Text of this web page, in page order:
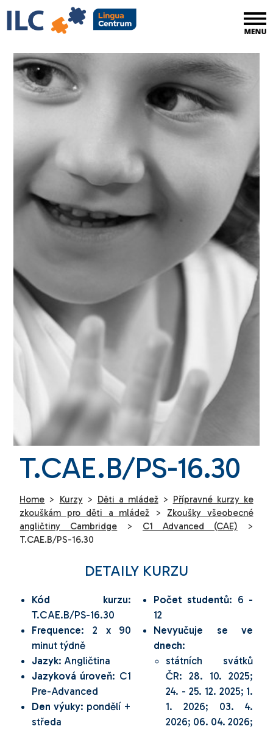
T.CAE.B/PS-16.30
Home > Kurzy > Děti a mládež > Přípravné kurzy ke
zkouškám pro děti a mládež
>
Zkoušky všeobecné
angličtiny Cambridge
> C1 Advanced (CAE)
>
T.CAE.B/PS-16.30
DETAILY KURZU
Kód kurzu:
T.CAE.B/PS-16.30
Frequence: 2 x 90
minut týdně
Jazyk: Angličtina
Jazyková úroveň: C1
Pre-Advanced
Den výuky: pondělí +
středa
Počet studentů: 6 -
12
Nevyučuje se ve
dnech:
státních svátků
ČR: 28. 10. 2025;
24. - 25. 12. 2025; 1.
1. 2026; 03. 4.
2026; 06. 04. 2026;